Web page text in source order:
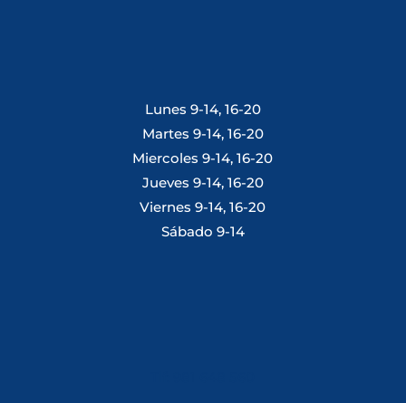
Lunes 9-14, 16-20
Martes 9-14, 16-20
Miercoles 9-14, 16-20
Jueves 9-14, 16-20
Viernes 9-14, 16-20
Sábado 9-14